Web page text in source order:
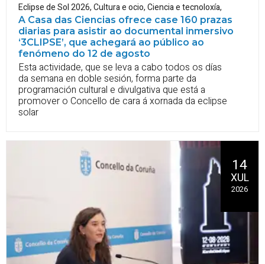
Eclipse de Sol 2026,Cultura e ocio,Ciencia e tecnoloxía,
A Casa das Ciencias ofrece case 160 prazas
diarias para asistir ao documental inmersivo
‘3CLIPSE’, que achegará ao público ao
fenómeno do 12 de agosto
Esta actividade, que se leva a cabo todos os días
da semana en doble sesión, forma parte da
programación cultural e divulgativa que está a
promover o Concello de cara á xornada da eclipse
solar
14
XUL
2026